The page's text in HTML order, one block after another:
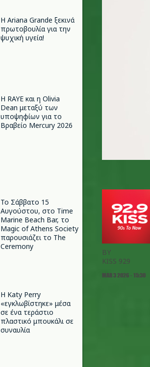
Η Ariana Grande ξεκινά
πρωτοβουλία για την
ψυχική υγεία!
Η RAYE και η Olivia
Dean μεταξύ των
υποψηφίων για το
Βραβείο Mercury 2026
Το Σάββατο 15
Αυγούστου, στο Time
Marine Beach Bar, το
Magic of Athens Society
παρουσιάζει το The
Ceremony
H Katy Perry
«εγκλωβίστηκε» μέσα
σε ένα τεράστιο
πλαστικό μπουκάλι σε
συναυλία
BY
KISS 929
MAR 3 2026 - 15:30